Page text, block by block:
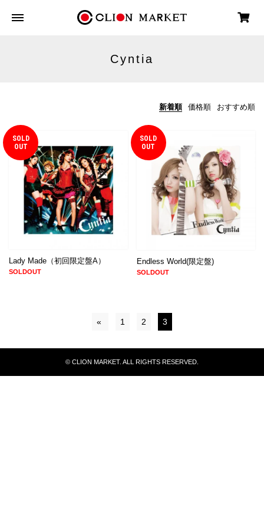
Cyntia
新着順 価格順 おすすめ順
SOLD
OUT
Lady Made（初回限定盤A）
SOLDOUT
SOLD
OUT
Endless World(限定盤)
SOLDOUT
« 1 2 3
© CLION MARKET. ALL RIGHTS RESERVED.